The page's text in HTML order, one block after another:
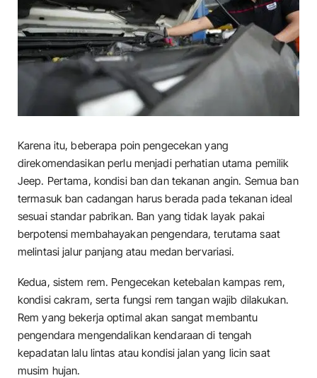
Karena itu, beberapa poin pengecekan yang
direkomendasikan perlu menjadi perhatian utama pemilik
Jeep. Pertama, kondisi ban dan tekanan angin. Semua ban
termasuk ban cadangan harus berada pada tekanan ideal
sesuai standar pabrikan. Ban yang tidak layak pakai
berpotensi membahayakan pengendara, terutama saat
melintasi jalur panjang atau medan bervariasi.
Kedua, sistem rem. Pengecekan ketebalan kampas rem,
kondisi cakram, serta fungsi rem tangan wajib dilakukan.
Rem yang bekerja optimal akan sangat membantu
pengendara mengendalikan kendaraan di tengah
kepadatan lalu lintas atau kondisi jalan yang licin saat
musim hujan.